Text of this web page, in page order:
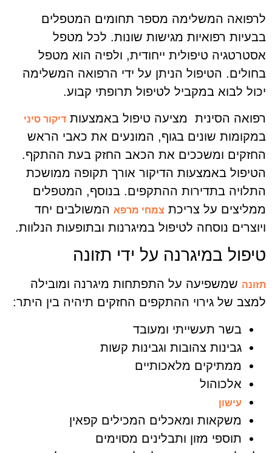
לרפואה המשלימה מספר תחומים המטפלים
בבעיות רפואיות מגישות שונות. לכל מטפל
אסטרטגיה טיפולית ייחודית, ולפיה הוא מטפל
בחולים. הטיפול הניתן על ידי הרפואה המשלימה
יכול לבוא במקביל לטיפול תרופתי קבוע.
רפואה הסינית מציעה טיפול באמצעות דיקור סיני
במקומות שונים בגוף, המונעים את כאבי הראש
החזקים ומשככים את הכאב החזק בעת ההתקף.
הטיפול באמצעות הדיקור אורך תקופה ממושכת
התלויה בתדירות ההתקפים. בנוסף, המטפלים
ממליצים על צריכת צמחי מרפא המשולבים יחד
ויוצרים נוסחה לטיפול במיגרנות ובתופעות הנלוות.
טיפול במיגרנה על ידי תזונה
תזונה שמשפיעה על התפתחות מיגרנה ומובילה
למצב של גירוי ההתקפים החזקים תיהיה בין היתר:
בשר תעשייתי ומעובד
גבינות צהובות וגבינות קשות
ממתיקים מלאכותיים
אלכוהול
עישון
משקאות ומאכלים המכילים קפאין
תוספי מזון ותבלינים מסוימים